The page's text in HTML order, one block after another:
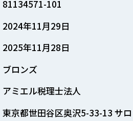
81134571-101
2024年11月29日
2025年11月28日
ブロンズ
アミエル税理士法人
東京都世田谷区奥沢5-33-13 サ